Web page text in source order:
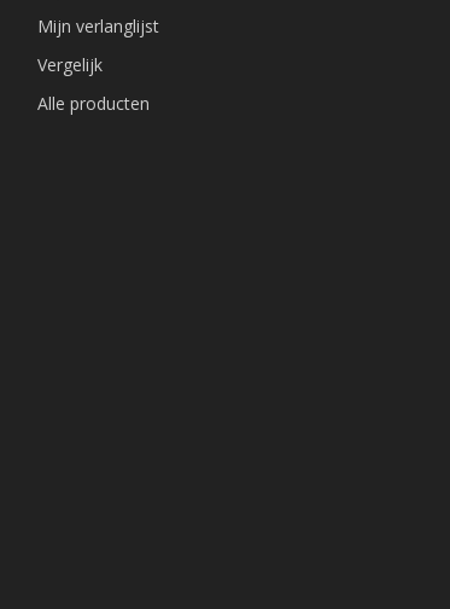
Mijn verlanglijst
Vergelijk
Alle producten